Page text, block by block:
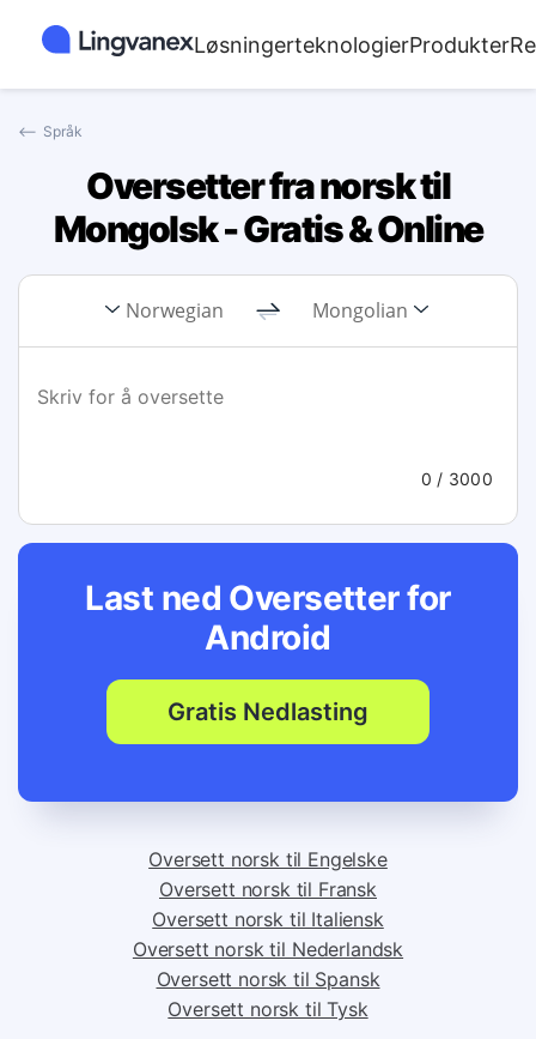
LøsningerteknologierProdukter
⟵ Språk
Oversetter fra norsk til
Mongolsk - Gratis & Online
Norwegian Mongolian
0 / 3000
Last ned Oversetter for
Android
Gratis Nedlasting
Oversett norsk til Engelske
Oversett norsk til Fransk
Oversett norsk til Italiensk
Oversett norsk til Nederlandsk